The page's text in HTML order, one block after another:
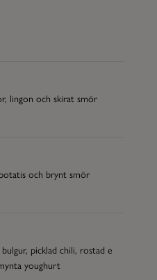
lingon och skirat smör
och brynt smör
picklad chili, rostad e
youghurt